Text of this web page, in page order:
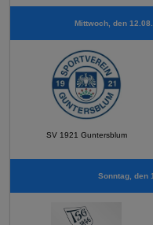
Mittwoch, den
SV 1921 Guntersblum
Sonntag, den